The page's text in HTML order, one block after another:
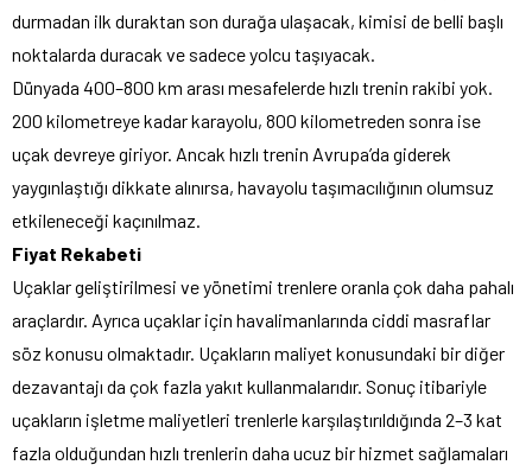
durmadan ilk duraktan son durağa ulaşacak, kimisi de belli başlı
noktalarda duracak ve sadece yolcu taşıyacak.
Dünyada 400–800 km arası mesafelerde hızlı trenin rakibi yok.
200 kilometreye kadar karayolu, 800 kilometreden sonra ise
uçak devreye giriyor. Ancak hızlı trenin Avrupa’da giderek
yaygınlaştığı dikkate alınırsa, havayolu taşımacılığının olumsuz
etkileneceği kaçınılmaz.
Fiyat Rekabeti
Uçaklar geliştirilmesi ve yönetimi trenlere oranla çok daha pahalı
araçlardır. Ayrıca uçaklar için havalimanlarında ciddi masraflar
söz konusu olmaktadır. Uçakların maliyet konusundaki bir diğer
dezavantajı da çok fazla yakıt kullanmalarıdır. Sonuç itibariyle
uçakların işletme maliyetleri trenlerle karşılaştırıldığında 2–3 kat
fazla olduğundan hızlı trenlerin daha ucuz bir hizmet sağlamaları